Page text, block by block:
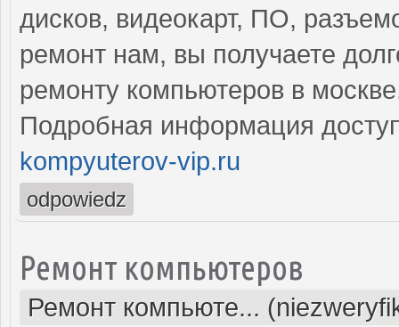
дисков, видеокарт, ПО,
ремонт нам, вы получаете
ремонту компьютеров в
Подробная информация
kompyuterov-vip.ru
odpowiedz
Ремонт компьютеров
Ремонт компьюте...